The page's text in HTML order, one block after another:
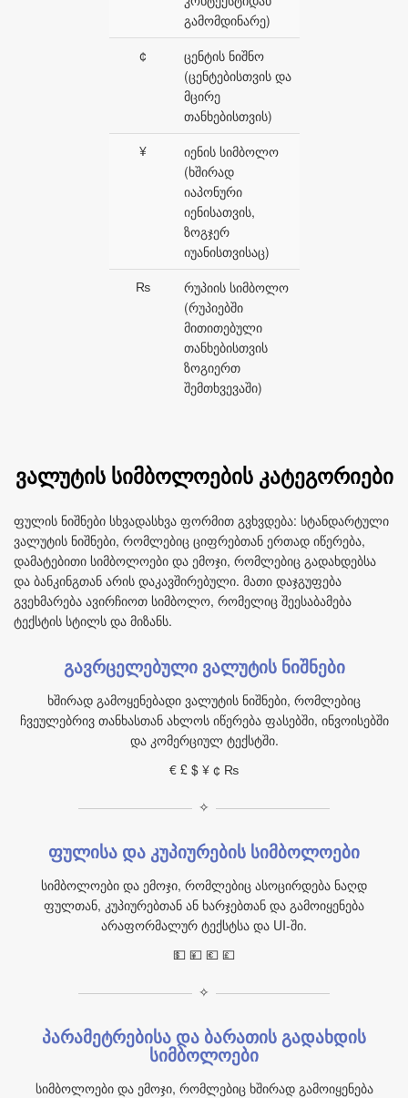
გამომდინარე)
¢
ცენტის ნიშნო
(ცენტებისთვის და
მცირე
თანხებისთვის)
¥
იენის სიმბოლო
(ხშირად
იაპონური
იენისათვის,
ზოგჯერ
იუანისთვისაც)
₨
რუპიის სიმბოლო
(რუპიებში
მითითებული
თანხებისთვის
ზოგიერთ
შემთხვევაში)
ვალუტის სიმბოლოების კატეგორიები
ფულის ნიშნები სხვადასხვა ფორმით გვხვდება: სტანდარტული
ვალუტის ნიშნები, რომლებიც ციფრებთან ერთად იწერება,
დამატებითი სიმბოლოები და ემოჯი, რომლებიც გადახდებსა
და ბანკინგთან არის დაკავშირებული. მათი დაჯგუფება
გვეხმარება ავირჩიოთ სიმბოლო, რომელიც შეესაბამება
ტექსტის სტილს და მიზანს.
გავრცელებული ვალუტის ნიშნები
ხშირად გამოყენებადი ვალუტის ნიშნები, რომლებიც
ჩვეულებრივ თანხასთან ახლოს იწერება ფასებში, ინვოისებში
და კომერციულ ტექსტში.
€ £ $ ¥ ¢ ₨
✧
ფულისა და კუპიურების სიმბოლოები
სიმბოლოები და ემოჯი, რომლებიც ასოცირდება ნაღდ
ფულთან, კუპიურებთან ან ხარჯებთან და გამოიყენება
არაფორმალურ ტექსტსა და UI‑ში.
💵 💴 💶 💷
✧
პარამეტრებისა და ბარათის გადახდის
სიმბოლოები
სიმბოლოები და ემოჯი, რომლებიც ხშირად გამოიყენება